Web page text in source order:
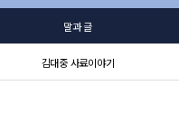
말과 글
김대중 사료이야기